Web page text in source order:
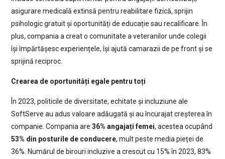
asigurare medicală extinsă pentru reabilitare fizică, sprijin
psihologic gratuit și oportunități de educație sau recalificare. În
plus, compania a creat o comunitate a veteranilor unde colegii
își împărtășesc experiențele, își ajută camarazii de pe front și se
sprijină reciproc.
Crearea de oportunități egale pentru toți
În 2023, politicile de diversitate, echitate și incluziune ale
SoftServe au adus valoare adăugată și au încurajat creșterea în
companie. Compania are 36% angajați femei, acestea ocupând
53% din posturile de conducere, mult peste media pieței de
36%. Numărul de birouri incluzive a crescut cu 15% în 2023, 83%